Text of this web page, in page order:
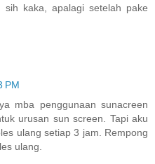
kaka, apalagi setelah pake
PM
mba penggunaan sunacreen
urusan sun screen. Tapi aku
ulang setiap 3 jam. Rempong
ulang.